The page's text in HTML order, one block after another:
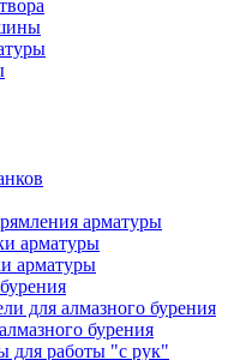
арматуры
арматуры
арматуры
для алмазного бурения
бурения
для работы "с рук"